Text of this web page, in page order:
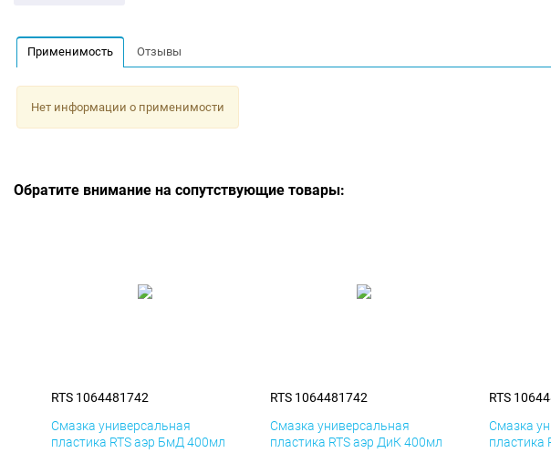
Применимость Отзывы
Нет информации о применимости
Обратите внимание на сопутствующие товары:
RTS 1064481742
Смазка универсальная
пластика RTS аэр БмД 400мл
RTS 1064481742
Смазка универсальная
пластика RTS аэр ДиК 400мл
RTS
Смазка
пластика